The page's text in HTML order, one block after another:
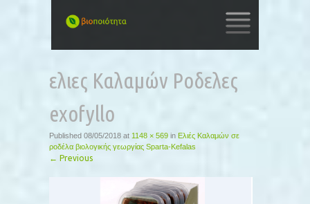
CONTENT
ελιες Καλαμών Ροδελες
exofyllo
Published 08/05/2018 at 1148 × 569 in Ελιές Καλαμών σε
ροδέλα βιολογικής γεωργίας Sparta-Κefalas
← Previous